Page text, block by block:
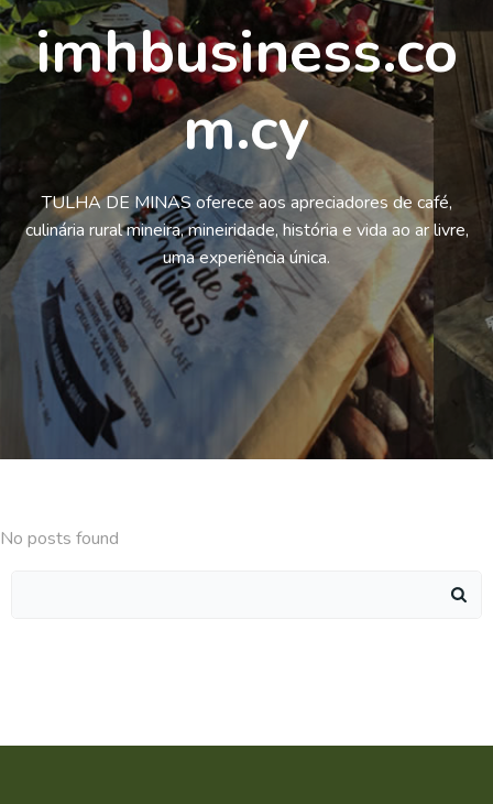
imhbusiness.co
m.cy
TULHA DE MINAS oferece aos apreciadores de café,
culinária rural mineira, mineiridade, história e vida ao ar livre,
uma experiência única.
No posts found